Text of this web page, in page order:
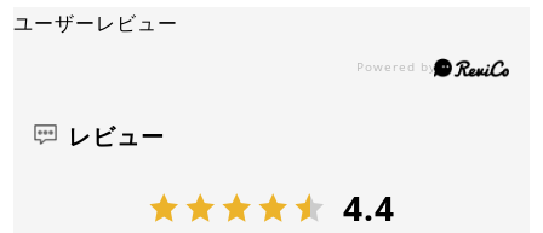
ユーザーレビュー
レビュー
4.4